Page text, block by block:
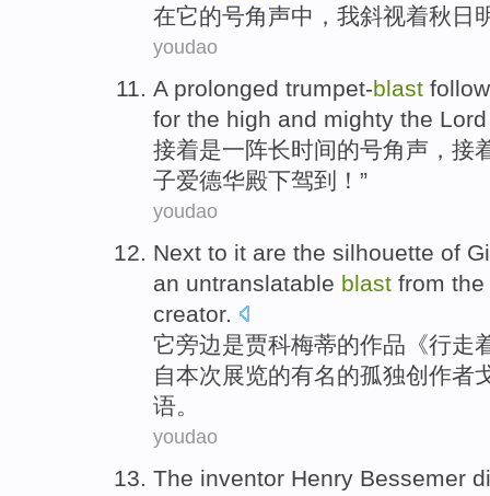
在它的号角声中， 我斜视着秋日
youdao
A prolonged trumpet-blast
for the high and mighty the
接着是一阵长时间的号角声 ， 接
子爱德华殿下驾到！”
youdao
Next to it are the silhouette of
an untranslatable blast from the
creator.
它旁边是贾科梅蒂的作品《行走
自本次 展览的有名的孤独创作者
语。
youdao
The inventor Henry Bessemer